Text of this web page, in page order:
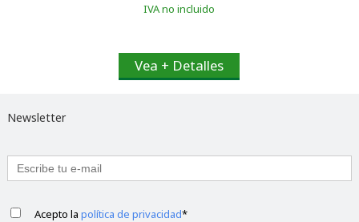
IVA no incluido
Vea + Detalles
Newsletter
Acepto lapolítica de privacidad*